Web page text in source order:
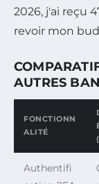
2026, j'ai reçu
revoir mon
AUTRES
FONCTIONN
ALITÉ
Authentifi